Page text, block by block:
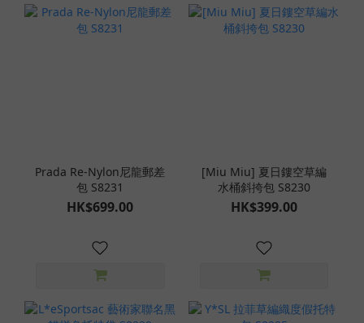
Prada Re‑Nylon尼龍郵差
包 S8231
HK$699.00
[Miu Miu] 夏日鏤空草編
水桶斜挎包 S8230
HK$399.00